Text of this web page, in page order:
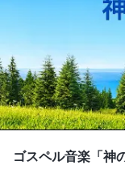
ゴスペル音楽「神